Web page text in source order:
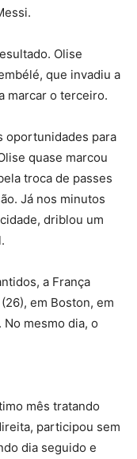
Olise
que invadiu a
marcar o terceiro.
oportunidades para
quase marcou
troca de passes
Já nos minutos
driblou um
a França
em Boston, em
mesmo dia, o
mês tratando
participou sem
dia seguido e